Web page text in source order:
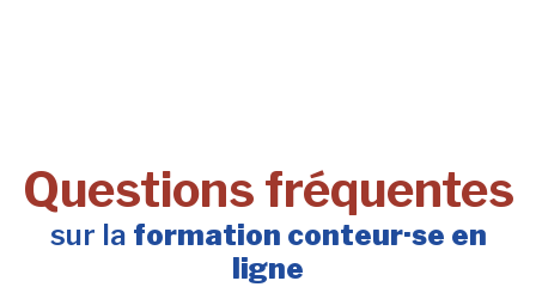
Questions fréquentes
sur la formation conteur·se en
ligne